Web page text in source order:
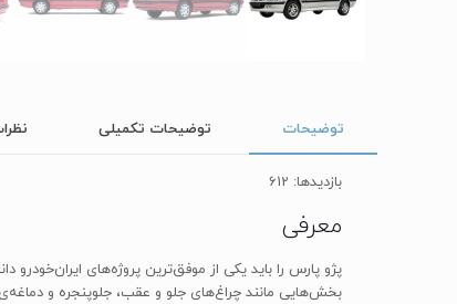
توضیحات توضیحات تکمیلی
بازدیدها: 612
معرفی